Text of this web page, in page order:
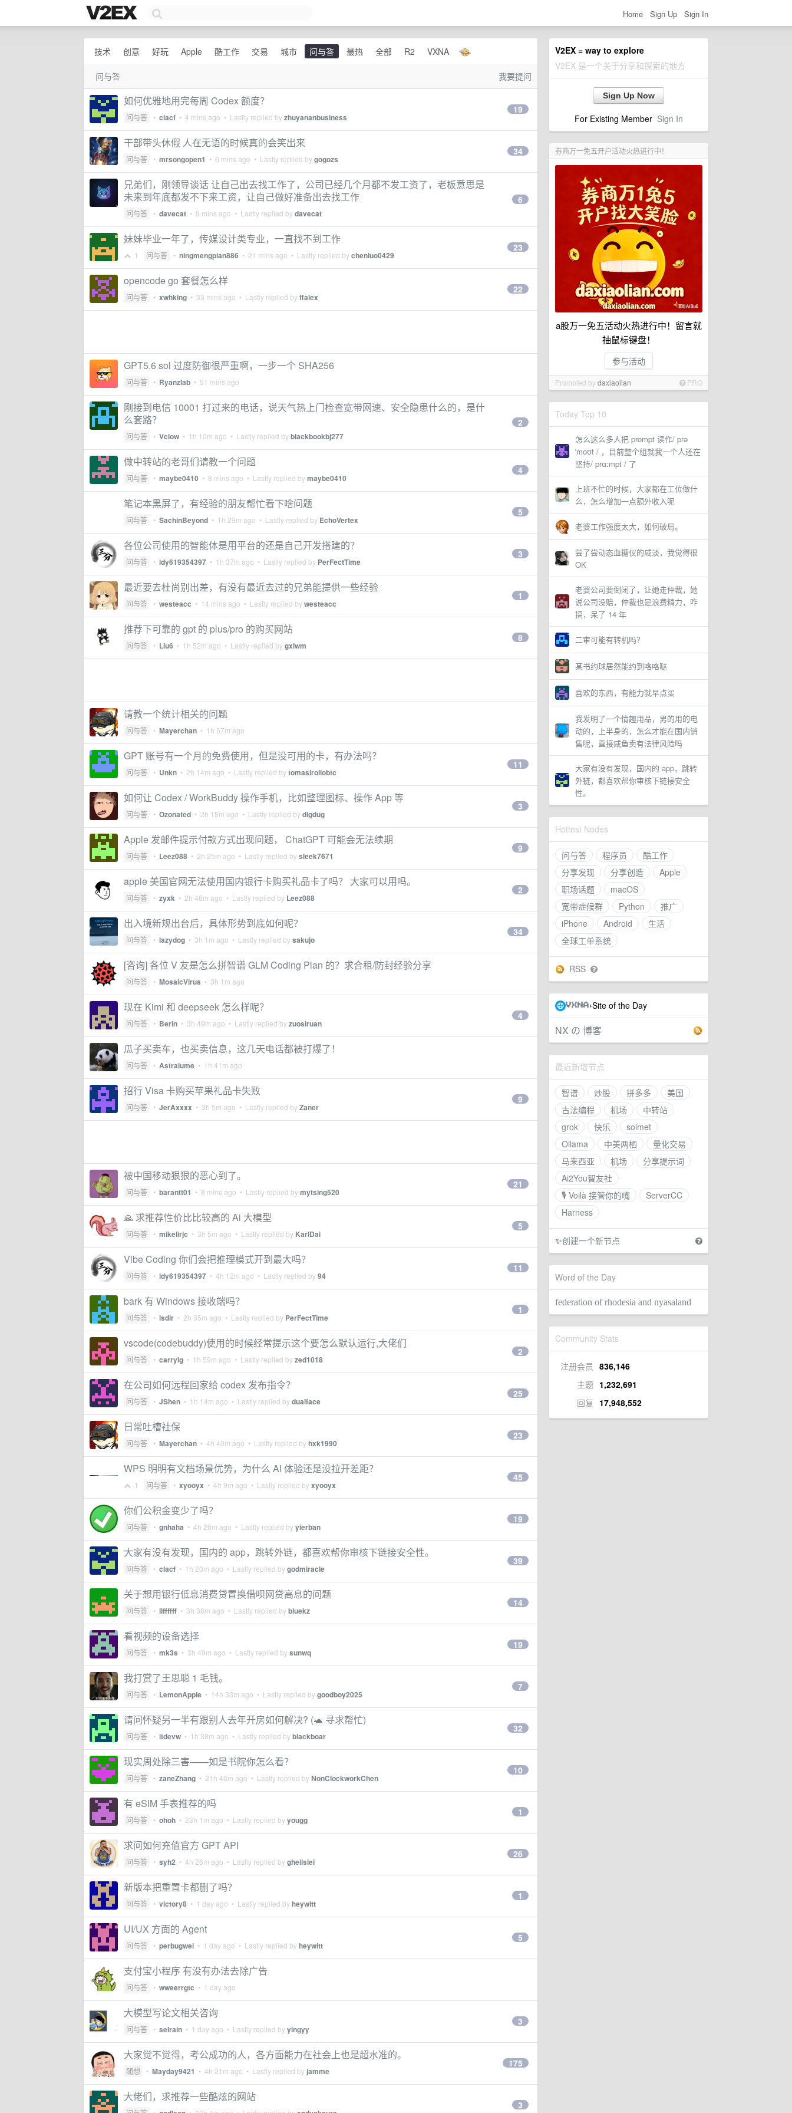
Home Sign Up Sign In
V2EX = way to explore
V2EX 是一个关于分享和探索的地方
Sign Up Now
For Existing Member Sign In
券商万一免五开户活动火热进行中！
a股万一免五活动火热进行中！留言就
抽鼠标键盘！
参与活动
Promoted bydaxiaolian PRO
Today Top 10
怎么这么多人把 prompt 读作/ prə
ˈmoʊt / ，目前整个组就我一个人还在
坚持/ prɑːmpt / 了
上班不忙的时候，大家都在工位做什
么，怎么增加一点额外收入呢
老婆工作强度太大，如何破局。
尝了尝动态血糖仪的咸淡，我觉得很
OK
老婆公司要倒闭了，让她走仲裁，她
说公司没赔，仲裁也是浪费精力，咋
搞，呆了 14 年
二审可能有转机吗？
某书约球居然能约到咯咯哒
喜欢的东西，有能力就早点买
我发明了一个情趣用品，男的用的电
动的，上半身的，怎么才能在国内销
售呢，直接咸鱼卖有法律风险吗
大家有没有发现，国内的 app，跳转
外链，都喜欢帮你审核下链接安全
性。
Hottest Nodes
问与答 程序员
酷工作
分享发现
分享创造
Apple
职场话题
macOS
宽带症候群
Python
推广
iPhone
Android
生活
全球工单系统
RSS
VXNA ›Site of the Day
NX の 博客
最近新增节点
智谱 炒股 拼多多
美国
古法编程
机场
中转站
grok
快乐
solmet
Ollama
中美两栖
量化交易
马来西亚
机场
分享提示词
Ai2You智友社
🎙 Voilà 接管你的嘴
ServerCC
Harness
✨创建一个新节点
Word of the Day
federation of rhodesia and nyasaland
Community Stats
注册会员 836,146
主题 1,232,691
回复 17,948,552
技术 创意 好玩 Apple 酷工作 交易 城市 问与答 最热 全部 R2 VXNA
我要提问
问与答
如何优雅地用完每周 Codex 额度？
问与答 • clacf • 4 mins ago • Lastly replied byzhuyananbusiness
19
干部带头休假 人在无语的时候真的会笑出来
问与答 • mrsongopen1 • 6 mins ago • Lastly replied bygogozs
34
兄弟们，刚领导谈话 让自己出去找工作了，公司已经几个月都不发工资了，老板意思是
未来到年底都发不下来工资，让自己做好准备出去找工作
问与答 • davecat • 9 mins ago • Lastly replied bydavecat
6
妹妹毕业一年了，传媒设计类专业，一直找不到工作
1 问与答 • ningmengpian886 • 21 mins ago • Lastly replied bychenluo0429
23
opencode go 套餐怎么样
问与答 • xwhking • 33 mins ago • Lastly replied byffalex
22
GPT5.6 sol 过度防御很严重啊，一步一个 SHA256
问与答 • Ryanzlab • 51 mins ago
刚接到电信 10001 打过来的电话，说天气热上门检查宽带网速、安全隐患什么的，是什
么套路？
问与答 • Vclow • 1h 10m ago • Lastly replied byblackbookbj277
2
做中转站的老哥们请教一个问题
问与答 • maybe0410 • 8 mins ago • Lastly replied bymaybe0410
4
笔记本黑屏了，有经验的朋友帮忙看下啥问题
问与答 • SachinBeyond • 1h 29m ago • Lastly replied by EchoVertex
5
各位公司使用的智能体是用平台的还是自己开发搭建的？
问与答 • ldy619354397 • 1h 37m ago • Lastly replied by PerFectTime
3
最近要去杜尚别出差，有没有最近去过的兄弟能提供一些经验
问与答 • westeacc • 14 mins ago • Lastly replied bywesteacc
1
推荐下可靠的 gpt 的 plus/pro 的购买网站
问与答 • Liu6 • 1h 52m ago • Lastly replied bygxlwm
8
请教一个统计相关的问题
问与答 • Mayerchan • 1h 57m ago
GPT 账号有一个月的免费使用，但是没可用的卡，有办法吗？
问与答 • Unkn • 2h 14m ago • Lastly replied bytomasirollobtc
11
如何让 Codex / WorkBuddy 操作手机，比如整理图标、操作 App 等
问与答 • Ozonated • 2h 18m ago • Lastly replied bydigdug
3
Apple 发邮件提示付款方式出现问题， ChatGPT 可能会无法续期
问与答 • Leez088 • 2h 25m ago • Lastly replied bysleek7671
9
apple 美国官网无法使用国内银行卡购买礼品卡了吗？ 大家可以用吗。
问与答 • zyxk • 2h 46m ago • Lastly replied by Leez088
2
出入境新规出台后，具体形势到底如何呢？
问与答 • lazydog • 3h 1m ago • Lastly replied bysakujo
34
[咨询] 各位 V 友是怎么拼智谱 GLM Coding Plan 的？求合租/防封经验分享
问与答 • MosaicVirus • 3h 1m ago
现在 Kimi 和 deepseek 怎么样呢？
问与答 • Berin • 3h 49m ago • Lastly replied byzuosiruan
4
瓜子买卖车，也买卖信息，这几天电话都被打爆了！
问与答 • Astralume • 1h 41m ago
招行 Visa 卡购买苹果礼品卡失败
问与答 • JerAxxxx • 3h 5m ago • Lastly replied byZaner
9
被中国移动狠狠的恶心到了。
问与答 • barantt01 • 8 mins ago • Lastly replied bymytsing520
21
🙏 求推荐性价比比较高的 Ai 大模型
问与答 • mikelirjc • 3h 5m ago • Lastly replied by KarlDai
5
Vibe Coding 你们会把推理模式开到最大吗？
问与答 • ldy619354397 • 4h 12m ago • Lastly replied by94
11
bark 有 Windows 接收端吗？
问与答 • lsdir • 2h 35m ago • Lastly replied by PerFectTime
1
vscode(codebuddy)使用的时候经常提示这个要怎么默认运行,大佬们
问与答 • carrylg • 1h 59m ago • Lastly replied byzed1018
2
在公司如何远程回家给 codex 发布指令？
问与答 • JShen • 1h 14m ago • Lastly replied bydualface
25
日常吐槽社保
问与答 • Mayerchan • 4h 40m ago • Lastly replied byhxk1990
23
WPS 明明有文档场景优势，为什么 AI 体验还是没拉开差距？
1 问与答 • xyooyx • 4h 9m ago • Lastly replied byxyooyx
45
你们公积金变少了吗？
问与答 • gnhaha • 4h 26m ago • Lastly replied byyierban
19
大家有没有发现，国内的 app，跳转外链，都喜欢帮你审核下链接安全性。
问与答 • clacf • 1h 20m ago • Lastly replied bygodmiracle
39
关于想用银行低息消费贷置换借呗网贷高息的问题
问与答 • llffffff • 3h 38m ago • Lastly replied bybluekz
14
看视频的设备选择
问与答 • mk3s • 3h 49m ago • Lastly replied bysunwq
19
我打赏了王思聪 1 毛钱。
问与答 • LemonApple • 14h 33m ago • Lastly replied bygoodboy2025
7
请问怀疑另一半有跟别人去年开房如何解决? (🐢 寻求帮忙)
问与答 • itdevw • 1h 38m ago • Lastly replied byblackboar
32
现实周处除三害——如是书院你怎么看？
问与答 • zaneZhang • 21h 46m ago • Lastly replied byNonClockworkChen
10
有 eSIM 手表推荐的吗
问与答 • ohoh • 23h 1m ago • Lastly replied byyougg
1
求问如何充值官方 GPT API
问与答 • syh2 • 4h 26m ago • Lastly replied bygheiisiei
26
新版本把重置卡都删了吗？
问与答 • victory8 • 1 day ago • Lastly replied byheywitt
1
UI/UX 方面的 Agent
问与答 • perbugwei • 1 day ago • Lastly replied byheywitt
5
支付宝小程序 有没有办法去除广告
问与答 • wweerrgtc • 1 day ago
大模型写论文相关咨询
问与答 • selrain • 1 day ago • Lastly replied byyingyy
3
大家觉不觉得，考公成功的人，各方面能力在社会上也是超水准的。
随想 • Mayday9421 • 4h 21m ago • Lastly replied by jamme
175
大佬们，求推荐一些酷炫的网站
3